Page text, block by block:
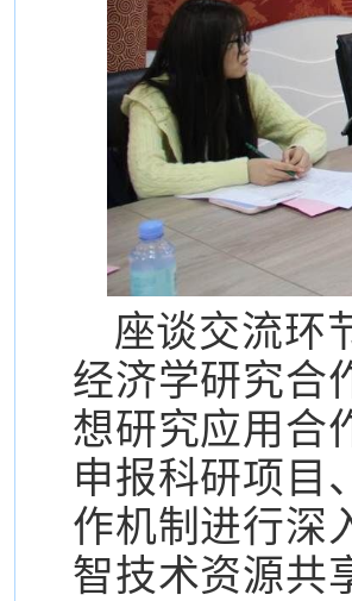
座谈交流环
经济学研究合
想研究应用合
申报科研项目
作机制进行深
智技术资源共